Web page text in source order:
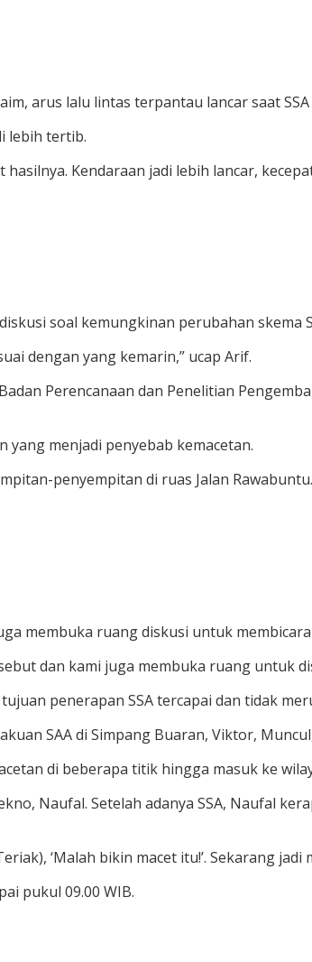
arus lalu lintas terpantau lancar saat
lebih tertib.
Kendaraan jadi lebih lancar,
soal kemungkinan perubahan skema
dengan yang kemarin,” ucap Arif.
Perencanaan dan Penelitian
yang menjadi penyebab kemacetan.
penyempitan di ruas Jalan
membuka ruang diskusi untuk
dan kami juga membuka ruang untuk
penerapan SSA tercapai dan tidak
SAA di Simpang Buaran, Viktor,
di beberapa titik hingga masuk ke
Naufal. Setelah adanya SSA, Naufal
‘Malah bikin macet itu!’. Sekarang
pukul 09.00 WIB.